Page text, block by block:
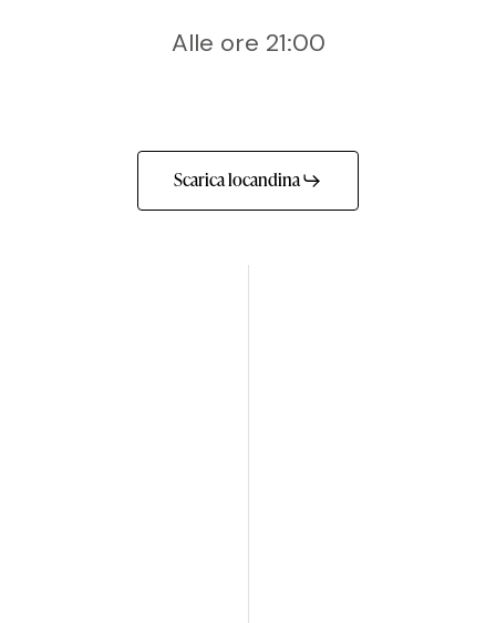
Alle ore 21:00
Scarica locandina